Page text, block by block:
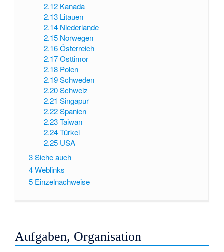
2.12 Kanada
2.13 Litauen
2.14 Niederlande
2.15 Norwegen
2.16 Österreich
2.17 Osttimor
2.18 Polen
2.19 Schweden
2.20 Schweiz
2.21 Singapur
2.22 Spanien
2.23 Taiwan
2.24 Türkei
2.25 USA
3Siehe auch
4Weblinks
5 Einzelnachweise
Aufgaben, Organisation